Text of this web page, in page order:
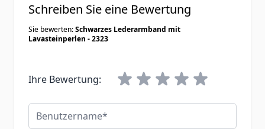
Schreiben Sie eine Bewertung
Sie bewerten:Schwarzes Lederarmband mit
Lavasteinperlen - 2323
Ihre Bewertung:
Benutzername